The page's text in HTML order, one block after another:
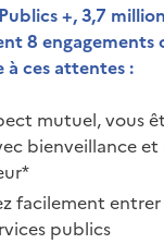
+, 3,7
8 engagements
ces attentes :
mutuel, vous
bienveillance et
facilement
publics